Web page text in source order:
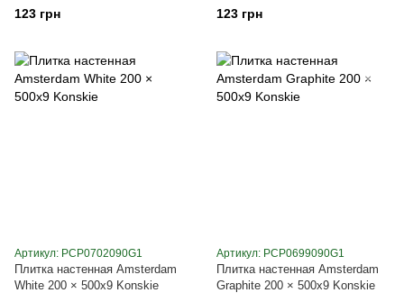
123 грн 123 грн
Артикул: PCP0702090G1
Плитка настенная Amsterdam
White 200 × 500x9 Konskie
Артикул: PCP0699090G1
Плитка настенная Amsterdam
Graphite 200 × 500x9 Konskie